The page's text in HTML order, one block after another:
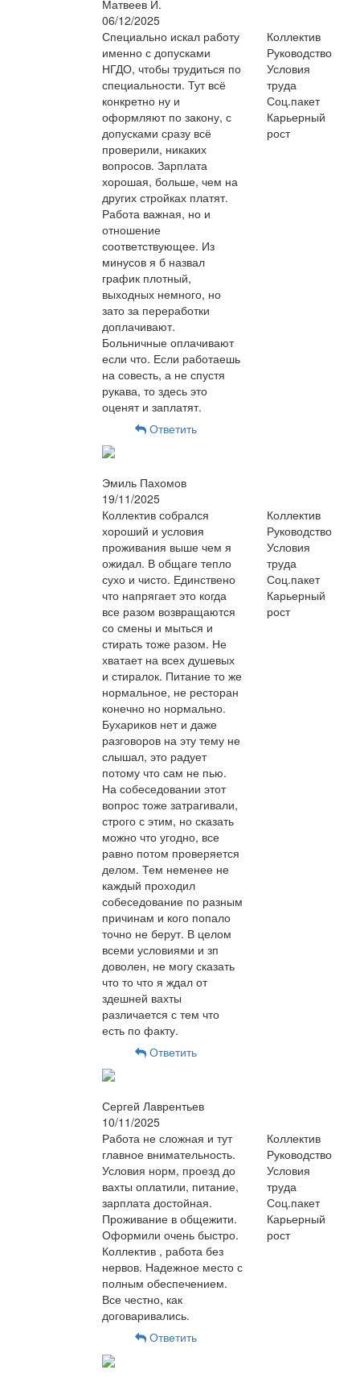
Матвеев И.
06/12/2025
Специально искал работу
именно с допусками
НГДО, чтобы трудиться по
специальности. Тут всё
конкретно ну и
оформляют по закону, с
допусками сразу всё
проверили, никаких
вопросов. Зарплата
хорошая, больше, чем на
других стройках платят.
Работа важная, но и
отношение
соответствующее. Из
минусов я б назвал
график плотный,
выходных немного, но
зато за переработки
доплачивают.
Больничные оплачивают
если что. Если работаешь
на совесть, а не спустя
рукава, то здесь это
оценят и заплатят.
Коллектив
Руководство
Условия
труда
Соц.пакет
Карьерный
рост
Ответить
Эмиль Пахомов
19/11/2025
Коллектив собрался
хороший и условия
проживания выше чем я
ожидал. В общаге тепло
сухо и чисто. Единствено
что напрягает это когда
все разом возвращаются
со смены и мыться и
стирать тоже разом. Не
хватает на всех душевых
и стиралок. Питание то же
нормальное, не ресторан
конечно но нормально.
Бухариков нет и даже
разговоров на эту тему не
слышал, это радует
потому что сам не пью.
На собеседовании этот
вопрос тоже затрагивали,
строго с этим, но сказать
можно что угодно, все
равно потом проверяется
делом. Тем неменее не
каждый проходил
собеседование по разным
причинам и кого попало
точно не берут. В целом
всеми условиями и зп
доволен, не могу сказать
что то что я ждал от
здешней вахты
различается с тем что
есть по факту.
Коллектив
Руководство
Условия
труда
Соц.пакет
Карьерный
рост
Ответить
Сергей Лаврентьев
10/11/2025
Работа не сложная и тут
главное внимательность.
Условия норм, проезд до
вахты оплатили, питание,
зарплата достойная.
Проживание в общежити.
Оформили очень быстро.
Коллектив , работа без
нервов. Надежное место с
полным обеспечением.
Все честно, как
договаривались.
Коллектив
Руководство
Условия
труда
Соц.пакет
Карьерный
рост
Ответить